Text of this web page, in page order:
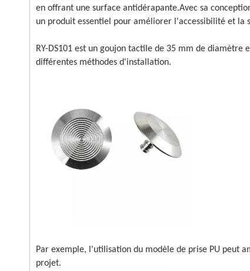
en offrant une surface antidérapante.Avec sa
un produit essentiel pour améliorer l'accessibilité et la
RY-DS101 est un goujon tactile de 35 mm de
différentes méthodes d'installation.
Par exemple, l'utilisation du modèle de prise PU peut
projet.